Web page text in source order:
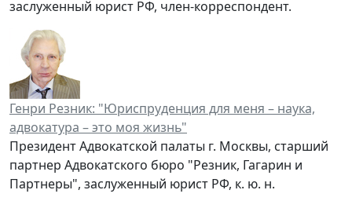
заслуженный юрист РФ, член-корреспондент.
Генри Резник: "Юриспруденция для меня – наука,
адвокатура – это моя жизнь"
Президент Адвокатской палаты г. Москвы, старший
партнер Адвокатского бюро "Резник, Гагарин и
Партнеры", заслуженный юрист РФ, к. ю. н.